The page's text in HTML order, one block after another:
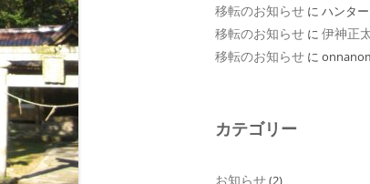
移転のお知らせ に ハンター
移転のお知らせ に 伊神正
移転のお知らせ に
カテゴリー
お知らせ(2)